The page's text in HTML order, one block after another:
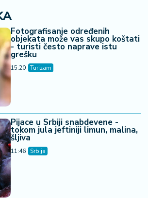
Fotografisanje određenih
objekata može vas skupo koštati
- turisti često naprave istu
grešku
15:20 Turizam
Pijace u Srbiji snabdevene -
tokom jula jeftiniji limun, malina,
šljiva
11:46 Srbija